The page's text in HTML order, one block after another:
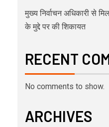
मुख्य निर्वाचन अधिकारी से
के मुद्दे पर की शिकायत
RECENT
No comments to show.
ARCHIVES